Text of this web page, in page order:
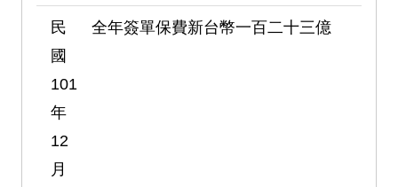
民
國
101
年
12
月
全年簽單保費新台幣一百二十三億